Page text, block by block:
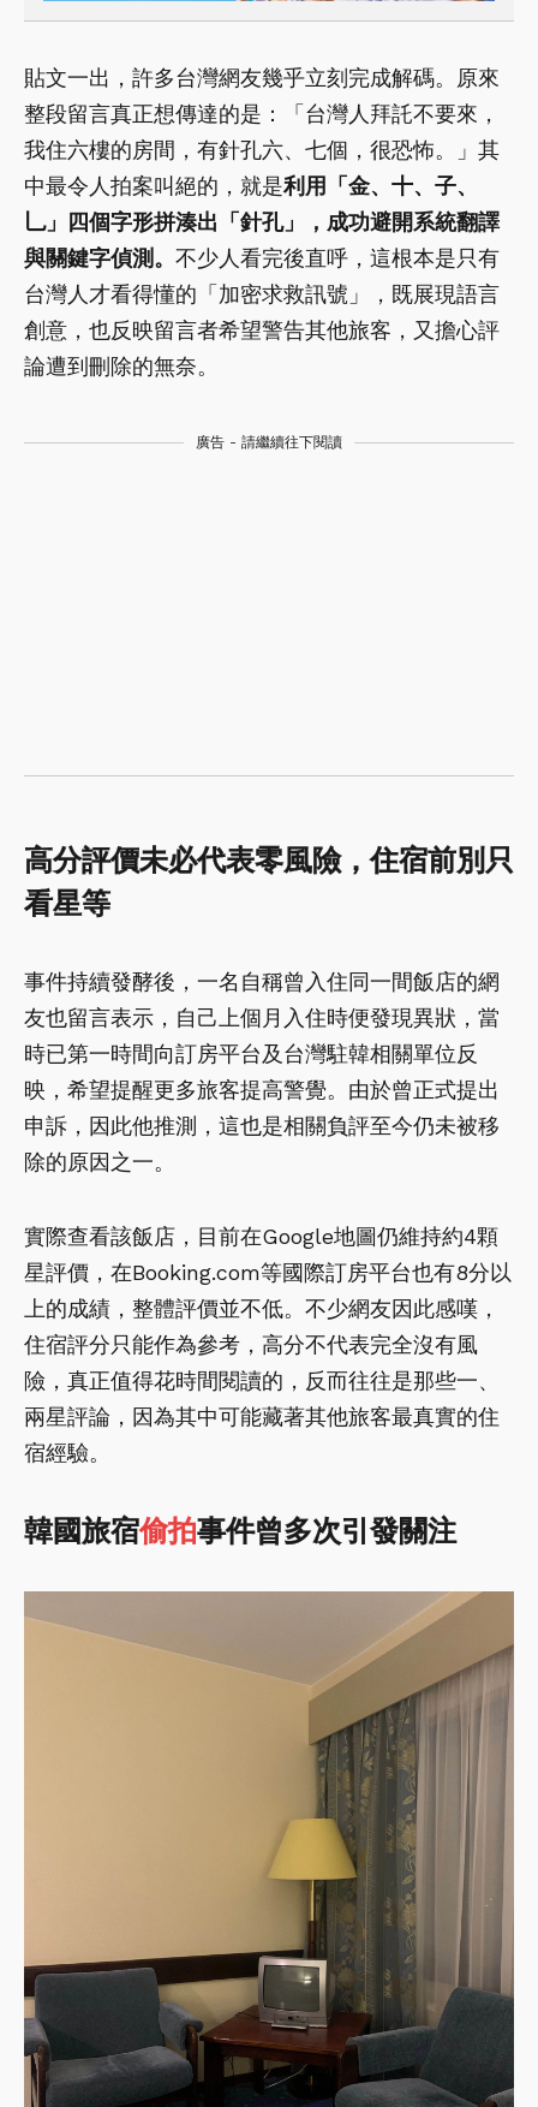
貼文一出，許多台灣網友幾乎立刻完成解碼。原來
整段留言真正想傳達的是：「台灣人拜託不要來，
我住六樓的房間，有針孔六、七個，很恐怖。」其
中最令人拍案叫絕的，就是利用「金、十、子、
乚」四個字形拼湊出「針孔」，成功避開系統翻譯
與關鍵字偵測。 不少人看完後直呼，這根本是只有
台灣人才看得懂的「加密求救訊號」，既展現語言
創意，也反映留言者希望警告其他旅客，又擔心評
論遭到刪除的無奈。
廣告 - 請繼續往下閱讀
高分評價未必代表零風險，住宿前別只
看星等
事件持續發酵後，一名自稱曾入住同一間飯店的網
友也留言表示，自己上個月入住時便發現異狀，當
時已第一時間向訂房平台及台灣駐韓相關單位反
映，希望提醒更多旅客提高警覺。由於曾正式提出
申訴，因此他推測，這也是相關負評至今仍未被移
除的原因之一。
實際查看該飯店，目前在Google地圖仍維持約4顆
星評價，在Booking.com等國際訂房平台也有8分以
上的成績，整體評價並不低。不少網友因此感嘆，
住宿評分只能作為參考，高分不代表完全沒有風
險，真正值得花時間閱讀的，反而往往是那些一、
兩星評論，因為其中可能藏著其他旅客最真實的住
宿經驗。
韓國旅宿偷拍事件曾多次引發關注